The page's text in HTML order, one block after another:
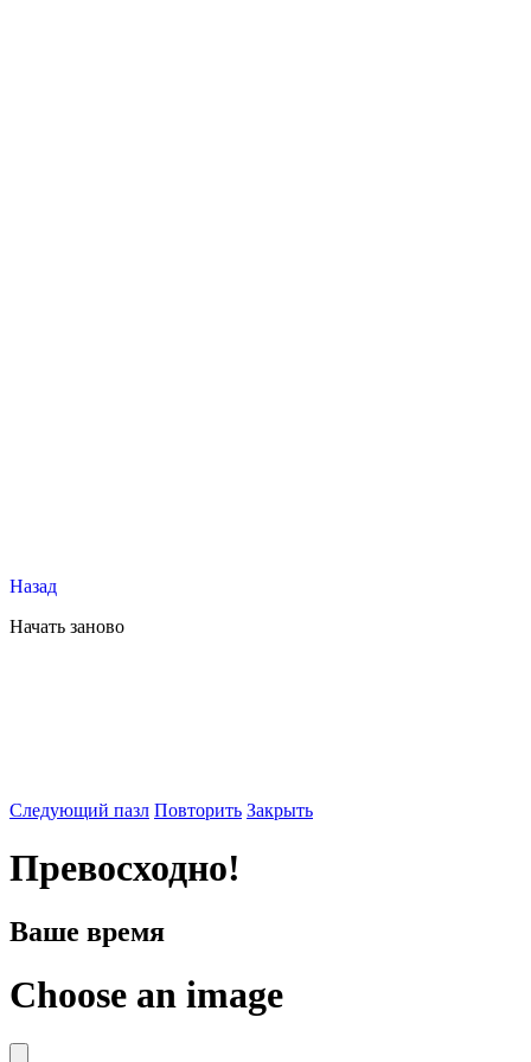
Назад
Начать заново
Следующий пазл Повторить Закрыть
Превосходно!
Ваше время
Choose an image